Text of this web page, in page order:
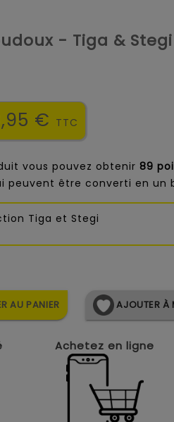
- Tiga & Stegi
€ TTC
vous pouvez obtenir 89
peuvent être converti en un
Tiga et Stegi
AU PANIER AJOUTER À
Achetez en ligne